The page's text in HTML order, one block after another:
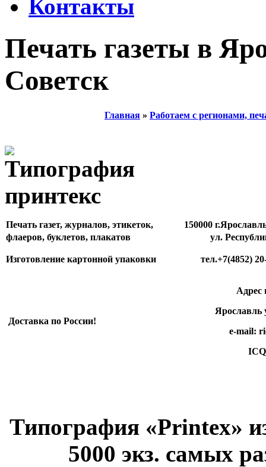
Контакты
Печать газеты в
Советск
Главная » Работаем с регионами,
Печать газет, журналов, этикеток,
150000
флаеров, буклетов, плакатов
ул.
Изготовление картонной упаковки тел.+7(4852) 20-
Доставка по России!
Адрес
Ярославль
e-mail: rico-
ICQ 498
Типография «Printex»
5000 экз. самых